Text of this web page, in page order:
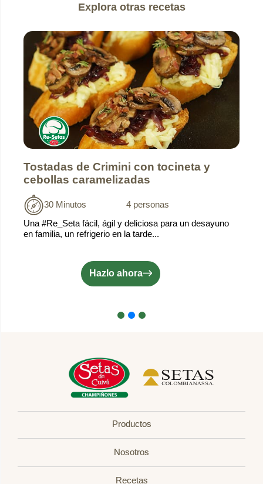
Explora otras recetas
Tostadas de Crimini con tocineta y
cebollas caramelizadas
30 Minutos
4 personas
Una #Re_Seta fácil, ágil y deliciosa para un desayuno
en familia, un refrigerio en la tarde...
Hazlo ahora
Productos
Nosotros
Recetas